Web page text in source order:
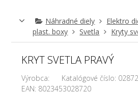
Náhradné diely
Elektro
plast. boxy
Svetla Kryty
KRYT SVETLA PRAVÝ
Výrobca: Katalógové číslo: 02872
EAN: 8023453028720